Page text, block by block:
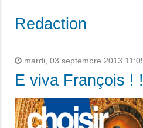
Redaction
mardi, 03 septembre 2013
E viva François !